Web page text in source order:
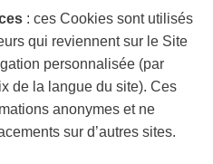
: ces Cookies sont utilisés
qui reviennent sur le Site
personnalisée (par
de la langue du site). Ces
anonymes et ne
sur d’autres sites.